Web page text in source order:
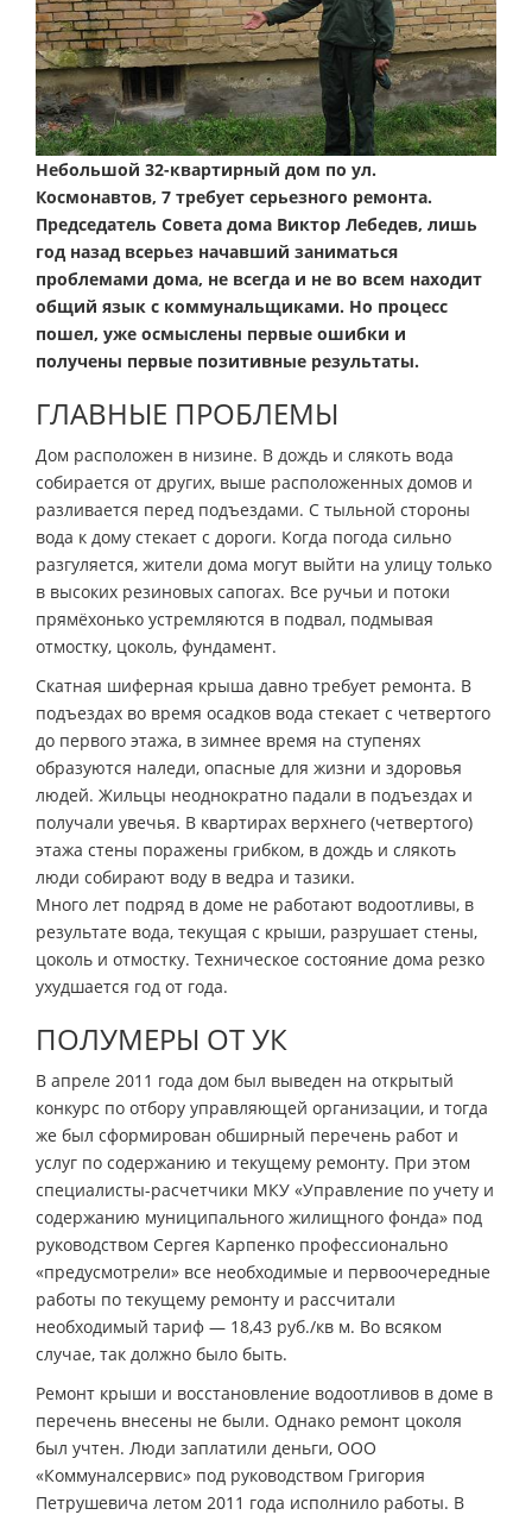
Небольшой 32-квартирный дом по ул.
Космонавтов, 7 требует серьезного ремонта.
Председатель Совета дома Виктор Лебедев, лишь
год назад всерьез начавший заниматься
проблемами дома, не всегда и не во всем находит
общий язык с коммунальщиками. Но процесс
пошел, уже осмыслены первые ошибки и
получены первые позитивные результаты.
ГЛАВНЫЕ ПРОБЛЕМЫ
Дом расположен в низине. В дождь и слякоть вода
собирается от других, выше расположенных домов и
разливается перед подъездами. С тыльной стороны
вода к дому стекает с дороги. Когда погода сильно
разгуляется, жители дома могут выйти на улицу только
в высоких резиновых сапогах. Все ручьи и потоки
прямёхонько устремляются в подвал, подмывая
отмостку, цоколь, фундамент.
Скатная шиферная крыша давно требует ремонта. В
подъездах во время осадков вода стекает с четвертого
до первого этажа, в зимнее время на ступенях
образуются наледи, опасные для жизни и здоровья
людей. Жильцы неоднократно падали в подъездах и
получали увечья. В квартирах верхнего (четвертого)
этажа стены поражены грибком, в дождь и слякоть
люди собирают воду в ведра и тазики.
Много лет подряд в доме не работают водоотливы, в
результате вода, текущая с крыши, разрушает стены,
цоколь и отмостку. Техническое состояние дома резко
ухудшается год от года.
ПОЛУМЕРЫ ОТ УК
В апреле 2011 года дом был выведен на открытый
конкурс по отбору управляющей организации, и тогда
же был сформирован обширный перечень работ и
услуг по содержанию и текущему ремонту. При этом
специалисты-расчетчики МКУ «Управление по учету и
содержанию муниципального жилищного фонда» под
руководством Сергея Карпенко профессионально
«предусмотрели» все необходимые и первоочередные
работы по текущему ремонту и рассчитали
необходимый тариф — 18,43 руб./кв м. Во всяком
случае, так должно было быть.
Ремонт крыши и восстановление водоотливов в доме в
перечень внесены не были. Однако ремонт цоколя
был учтен. Люди заплатили деньги, ООО
«Коммуналсервис» под руководством Григория
Петрушевича летом 2011 года исполнило работы. В